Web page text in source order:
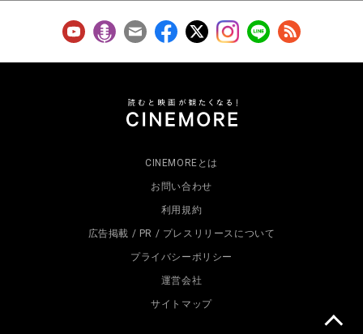
CINEMOREとは
お問い合わせ
利用規約
広告掲載 / PR / プレスリリースについて
プライバシーポリシー
運営会社
サイトマップ